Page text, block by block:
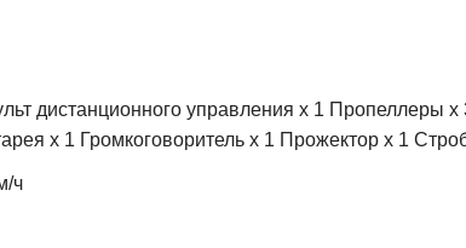
дистанционного управления x 1 Пропеллеры
x 1 Громкоговоритель х 1 Прожектор х 1
ч